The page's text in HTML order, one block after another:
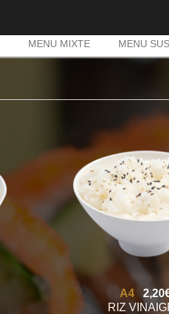
MENU MIXTE MENU
A4
RIZ